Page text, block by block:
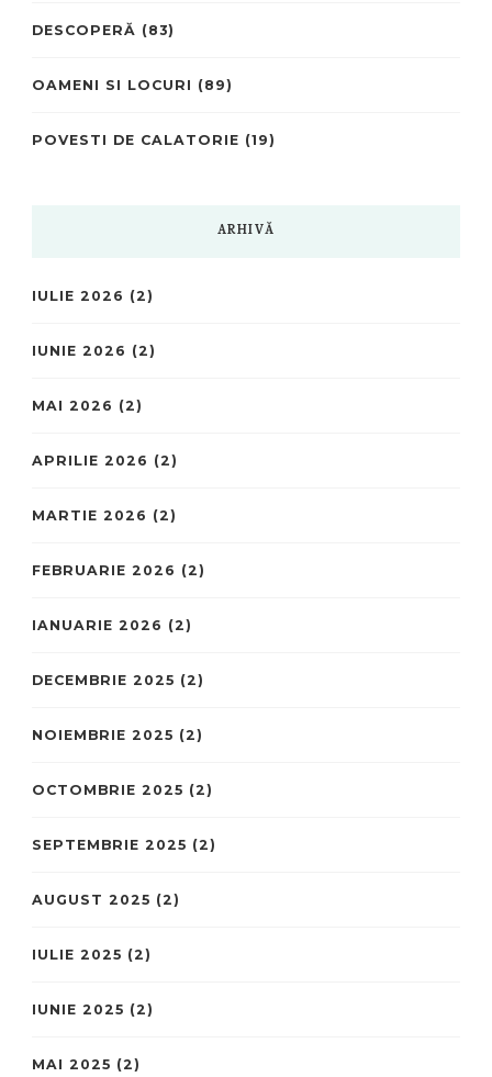
DESCOPERĂ (83)
OAMENI SI LOCURI (89)
POVESTI DE CALATORIE (19)
ARHIVĂ
IULIE 2026 (2)
IUNIE 2026 (2)
MAI 2026 (2)
APRILIE 2026 (2)
MARTIE 2026 (2)
FEBRUARIE 2026 (2)
IANUARIE 2026 (2)
DECEMBRIE 2025 (2)
NOIEMBRIE 2025 (2)
OCTOMBRIE 2025 (2)
SEPTEMBRIE 2025 (2)
AUGUST 2025 (2)
IULIE 2025 (2)
IUNIE 2025 (2)
MAI 2025 (2)